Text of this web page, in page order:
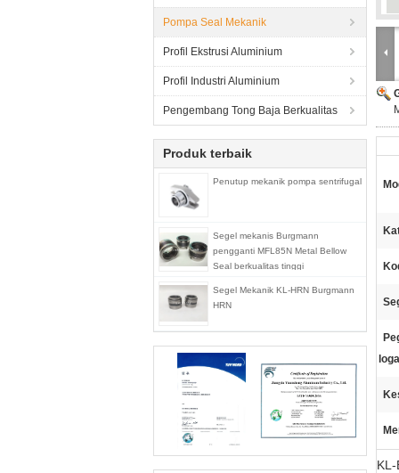
Pompa Seal Mekanik
Profil Ekstrusi Aluminium
Profil Industri Aluminium
Pengembang Tong Baja Berkualitas
Produk terbaik
Penutup mekanik pompa sentrifugal
Segel mekanis Burgmann
pengganti MFL85N Metal Bellow
Seal berkualitas tinggi
Segel Mekanik KL-HRN Burgmann
HRN